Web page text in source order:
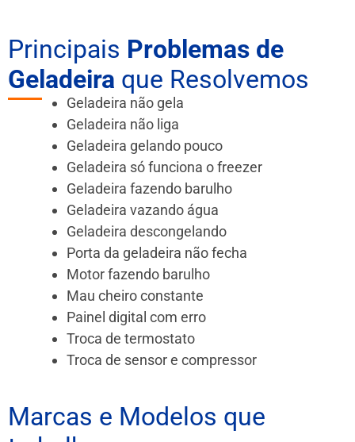
Principais Problemas de
Geladeira que Resolvemos
Geladeira não gela
Geladeira não liga
Geladeira gelando pouco
Geladeira só funciona o freezer
Geladeira fazendo barulho
Geladeira vazando água
Geladeira descongelando
Porta da geladeira não fecha
Motor fazendo barulho
Mau cheiro constante
Painel digital com erro
Troca de termostato
Troca de sensor e compressor
Marcas e Modelos que